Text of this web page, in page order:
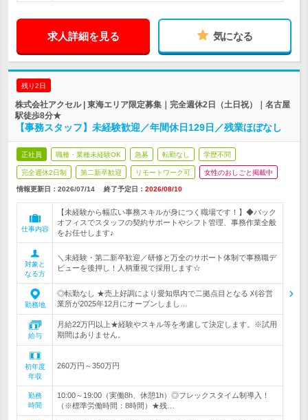
求人詳細を見る 気になる
残り2日
株式会社アクセル | 東海エリア限定募集｜完全週休2日（土日祝）｜名古屋
駅徒歩8分★
【事務スタッフ】未経験歓迎／年間休日129日／残業ほぼなし
正社員 職種・業種未経験OK 急募 転勤なし 学歴不問
完全週休2日制 第二新卒歓迎 リモートワーク可 女性のおしごと掲載中
情報更新日：2026/07/14 終了予定日： 2026/08/10
仕事内容
【未経験から幅広い事務スキルが身につく職場です！】◆バック
オフィスでスタッフの契約サポートやシフト管理、事務作業全般
をお任せします♪
対象と
なる方
＼未経験・第二新卒歓迎／研修と万全のサポート体制で事務職デ
ビューを後押し！人柄重視で採用します☆
勤務地
◎転勤なし ★売上好調により愛知県内で二拠点目となる 刈谷営
業所が2025年12月にオープンしまし…
給与
月給22万円以上★経験やスキル等を考慮して決定します。※試用
期間はありません。
初年度
年収
260万円～350万円
勤務
時間
10:00～19:00（実働8h、休憩1h）◎フレックスタイム制導入！
（※標準労働時間：8時間）★残…